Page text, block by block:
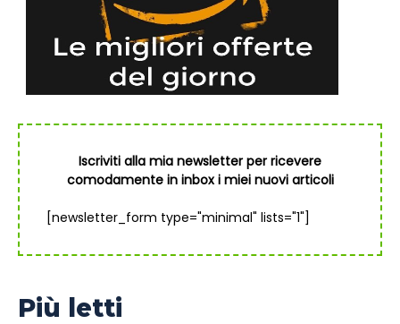
Iscriviti alla mia newsletter per ricevere
comodamente in inbox i miei nuovi articoli
[newsletter_form type="minimal" lists="1"]
Più letti